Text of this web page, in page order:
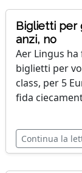
Biglietti per
anzi, no
Aer Lingus
biglietti per
class, per 5
fida
Continua la